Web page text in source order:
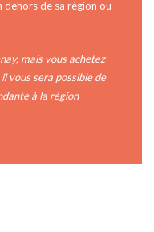
dehors de sa région ou
mais vous achetez
vous sera possible de
à la région